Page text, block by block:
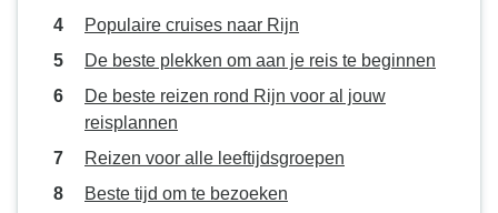
Populaire cruises naar Rijn
De beste plekken om aan je reis te beginnen
De beste reizen rond Rijn voor al jouw
reisplannen
Reizen voor alle leeftijdsgroepen
Beste tijd om te bezoeken